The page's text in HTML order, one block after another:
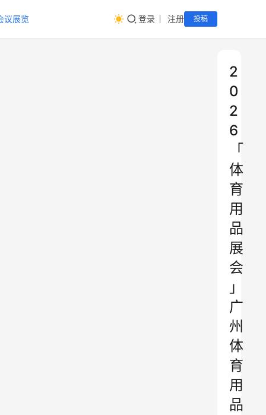
议展览 登录 注册 投稿
2
0
2
6
「
体
育
用
品
展
会
」
广
州
体
育
用
品